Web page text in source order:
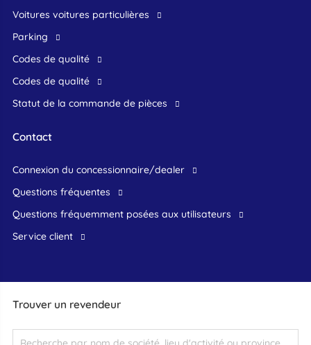
Trouver un revendeur
voitures voitures particulières
Parking
Codes de qualité
Codes de qualité
Statut de la commande de pièces
Contact
connexion du concessionnaire/dealer
Questions fréquentes
questions fréquemment posées aux utilisateurs
service client